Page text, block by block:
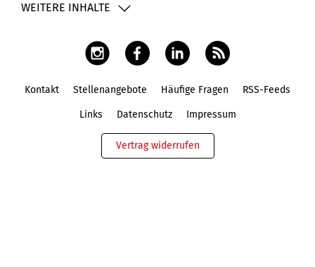
WEITERE INHALTE
Kontakt Stellenangebote Häufige Fragen RSS-Feeds
Links Datenschutz Impressum
Vertrag widerrufen